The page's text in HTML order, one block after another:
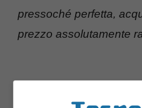
pressoché perfetta,
prezzo assolutamente